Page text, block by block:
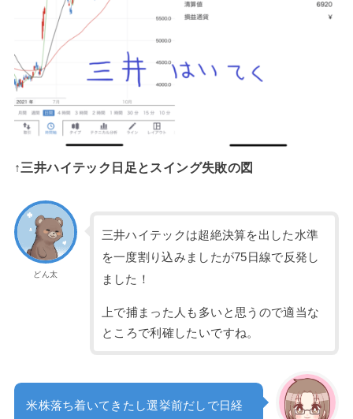
↑三井ハイテック日足とスイング失敗の図
どん太
三井ハイテックは超絶決算を出した水準
を一度割り込みましたが75日線で反発し
ました！
上で捕まった人も多いと思うので適当な
ところで利確したいですね。
米株落ち着いてきたし選挙前だしで日経